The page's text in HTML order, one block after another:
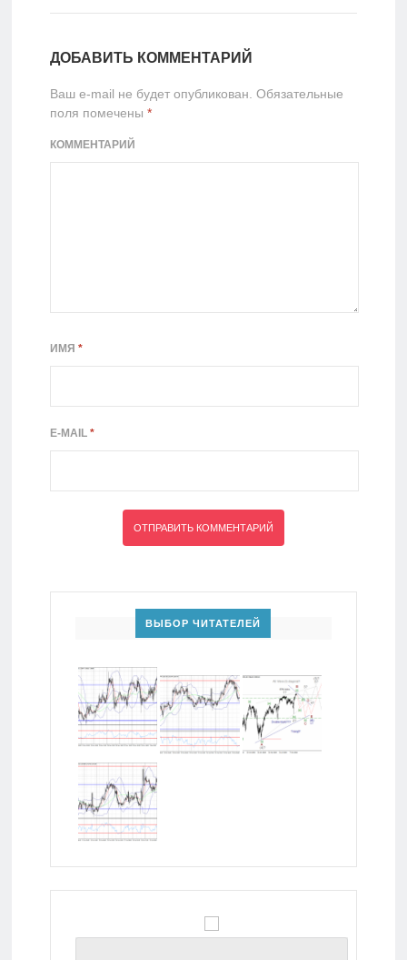
ДОБАВИТЬ КОММЕНТАРИЙ
Ваш e-mail не будет опубликован. Обязательные
поля помечены *
КОММЕНТАРИЙ
ИМЯ *
E-MAIL *
ВЫБОР ЧИТАТЕЛЕЙ